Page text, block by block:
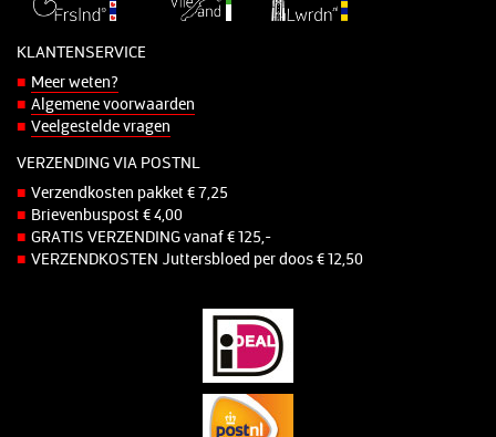
KLANTENSERVICE
Meer weten?
Algemene voorwaarden
Veelgestelde vragen
VERZENDING VIA POSTNL
Verzendkosten pakket € 7,25
Brievenbuspost € 4,00
GRATIS VERZENDING vanaf € 125,-
VERZENDKOSTEN Juttersbloed per doos € 12,50